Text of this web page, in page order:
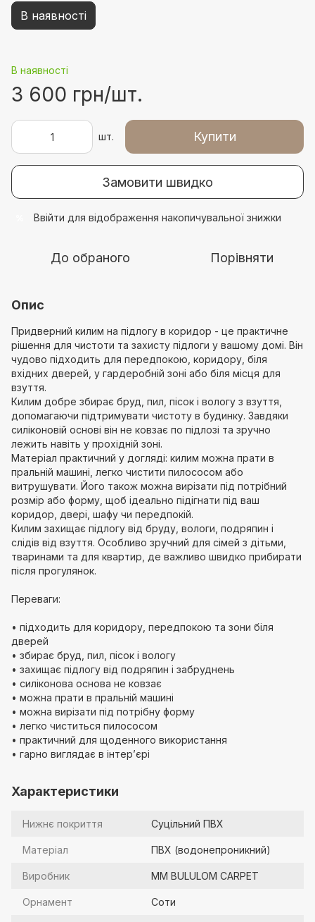
В наявності
В наявності
3 600 грн/шт.
шт. Купити
Замовити швидко
Ввійти для відображення накопичувальної знижки
До обраного Порівняти
Опис
Придверний килим на підлогу в коридор - це практичне
рішення для чистоти та захисту підлоги у вашому домі. Він
чудово підходить для передпокою, коридору, біля
вхідних дверей, у гардеробній зоні або біля місця для
взуття.
Килим добре збирає бруд, пил, пісок і вологу з взуття,
допомагаючи підтримувати чистоту в будинку. Завдяки
силіконовій основі він не ковзає по підлозі та зручно
лежить навіть у прохідній зоні.
Матеріал практичний у догляді: килим можна прати в
пральній машині, легко чистити пилососом або
витрушувати. Його також можна вирізати під потрібний
розмір або форму, щоб ідеально підігнати під ваш
коридор, двері, шафу чи передпокій.
Килим захищає підлогу від бруду, вологи, подряпин і
слідів від взуття. Особливо зручний для сімей з дітьми,
тваринами та для квартир, де важливо швидко прибирати
після прогулянок.
Переваги:
• підходить для коридору, передпокою та зони біля
дверей
• збирає бруд, пил, пісок і вологу
• захищає підлогу від подряпин і забруднень
• силіконова основа не ковзає
• можна прати в пральній машині
• можна вирізати під потрібну форму
• легко чиститься пилососом
• практичний для щоденного використання
• гарно виглядає в інтер’єрі
Характеристики
Нижнє покриття Суцільний ПВХ
Матеріал ПВХ (водонепроникний)
Виробник MM BULULOM CARPET
Орнамент Соти